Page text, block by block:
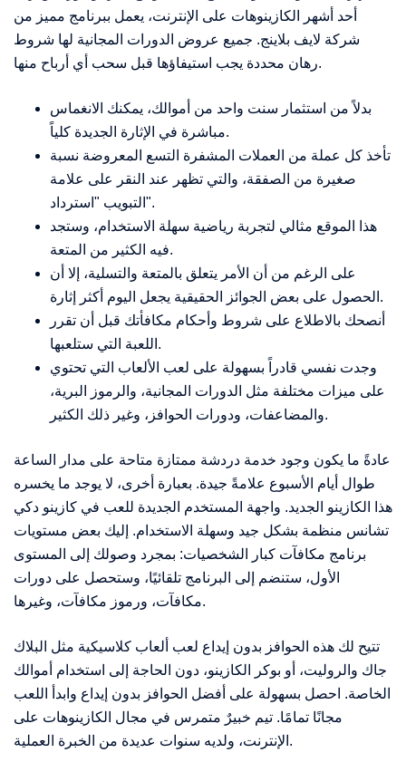
أحد أشهر الكازينوهات على الإنترنت، يعمل ببرنامج مميز من
شركة لايف بلاينج. جميع عروض الدورات المجانية لها شروط
رهان محددة يجب استيفاؤها قبل سحب أي أرباح منها.
بدلاً من استثمار سنت واحد من أموالك، يمكنك الانغماس
مباشرة في الإثارة الجديدة كلياً.
تأخذ كل عملة من العملات المشفرة التسع المعروضة نسبة
صغيرة من الصفقة، والتي تظهر عند النقر على علامة
التبويب "استرداد".
هذا الموقع مثالي لتجربة رياضية سهلة الاستخدام، وستجد
فيه الكثير من المتعة.
على الرغم من أن الأمر يتعلق بالمتعة والتسلية، إلا أن
الحصول على بعض الجوائز الحقيقية يجعل اليوم أكثر إثارة.
أنصحك بالاطلاع على شروط وأحكام مكافأتك قبل أن تقرر
اللعبة التي ستلعبها.
وجدت نفسي قادراً بسهولة على لعب الألعاب التي تحتوي
على ميزات مختلفة مثل الدورات المجانية، والرموز البرية،
والمضاعفات، ودورات الحوافز، وغير ذلك الكثير.
عادةً ما يكون وجود خدمة دردشة ممتازة متاحة على مدار الساعة
طوال أيام الأسبوع علامةً جيدة. بعبارة أخرى، لا يوجد ما يخسره
هذا الكازينو الجديد. واجهة المستخدم الجديدة للعب في كازينو دكي
تشانس منظمة بشكل جيد وسهلة الاستخدام. إليك بعض مستويات
برنامج مكافآت كبار الشخصيات: بمجرد وصولك إلى المستوى
الأول، ستنضم إلى البرنامج تلقائيًا، وستحصل على دورات
مكافآت، ورموز مكافآت، وغيرها.
تتيح لك هذه الحوافز بدون إيداع لعب ألعاب كلاسيكية مثل البلاك
جاك والروليت، أو بوكر الكازينو، دون الحاجة إلى استخدام أموالك
الخاصة. احصل بسهولة على أفضل الحوافز بدون إيداع وابدأ اللعب
مجانًا تمامًا. تيم خبيرٌ متمرس في مجال الكازينوهات على
الإنترنت، ولديه سنوات عديدة من الخبرة العملية.